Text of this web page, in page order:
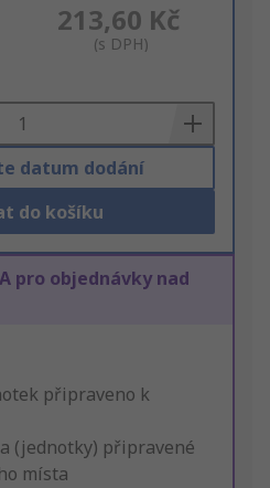
213,60 Kč
(s DPH)
datum dodání
do košíku
pro objednávky nad
připraveno k
(jednotky) připravené
místa